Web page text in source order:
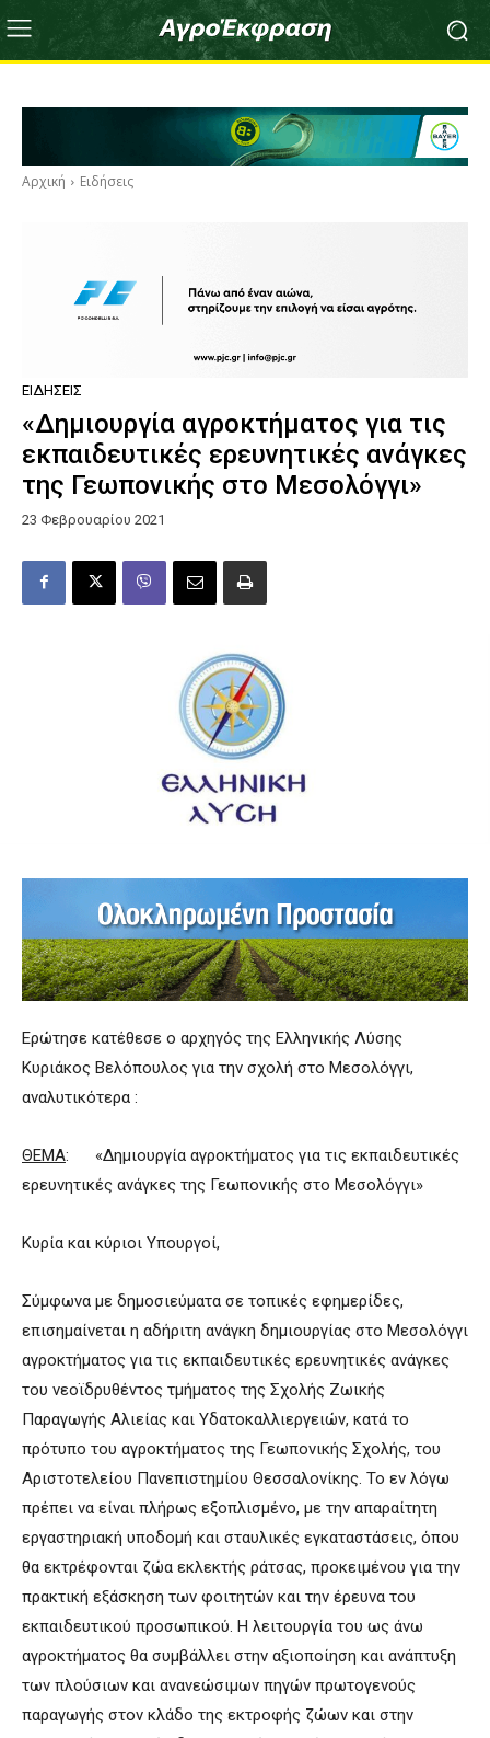
Αρχική Ειδήσεις
ΕΙΔΉΣΕΙΣ
«Δημιουργία αγροκτήματος για τις
εκπαιδευτικές ερευνητικές ανάγκες
της Γεωπονικής στο Μεσολόγγι»
23 Φεβρουαρίου 2021
Ερώτησε κατέθεσε ο αρχηγός της Ελληνικής Λύσης
Κυριάκος Βελόπουλος για την σχολή στο Μεσολόγγι,
αναλυτικότερα :
ΘΕΜΑ: «Δημιουργία αγροκτήματος για τις εκπαιδευτικές
ερευνητικές ανάγκες της Γεωπονικής στο Μεσολόγγι»
Κυρία και κύριοι Υπουργοί,
Σύμφωνα με δημοσιεύματα σε τοπικές εφημερίδες,
επισημαίνεται η αδήριτη ανάγκη δημιουργίας στο Μεσολόγγι
αγροκτήματος για τις εκπαιδευτικές ερευνητικές ανάγκες
του νεοϊδρυθέντος τμήματος της Σχολής Ζωικής
Παραγωγής Αλιείας και Υδατοκαλλιεργειών, κατά το
πρότυπο του αγροκτήματος της Γεωπονικής Σχολής, του
Αριστοτελείου Πανεπιστημίου Θεσσαλονίκης. Το εν λόγω
πρέπει να είναι πλήρως εξοπλισμένο, με την απαραίτητη
εργαστηριακή υποδομή και σταυλικές εγκαταστάσεις, όπου
θα εκτρέφονται ζώα εκλεκτής ράτσας, προκειμένου για την
πρακτική εξάσκηση των φοιτητών και την έρευνα του
εκπαιδευτικού προσωπικού. Η λειτουργία του ως άνω
αγροκτήματος θα συμβάλλει στην αξιοποίηση και ανάπτυξη
των πλούσιων και ανανεώσιμων πηγών πρωτογενούς
παραγωγής στον κλάδο της εκτροφής ζώων και στην